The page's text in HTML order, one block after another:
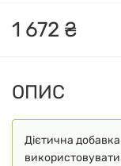
1 672 ₴
ОПИС
Дієтична
використовувати